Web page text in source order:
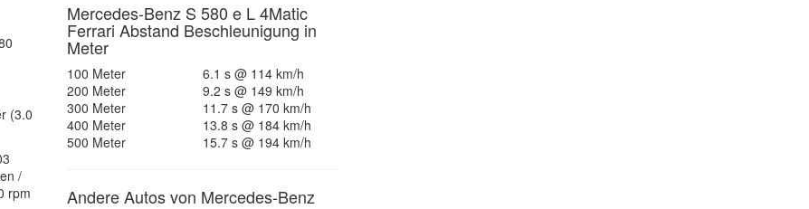
(3.0
/
rpm
Mercedes-Benz S 580 e L 4Matic
Ferrari Abstand Beschleunigung in
Meter
100 Meter
6.1 s @ 114 km/h
200 Meter
9.2 s @ 149 km/h
300 Meter
11.7 s @ 170 km/h
400 Meter
13.8 s @ 184 km/h
500 Meter
15.7 s @ 194 km/h
Andere Autos von Mercedes-Benz